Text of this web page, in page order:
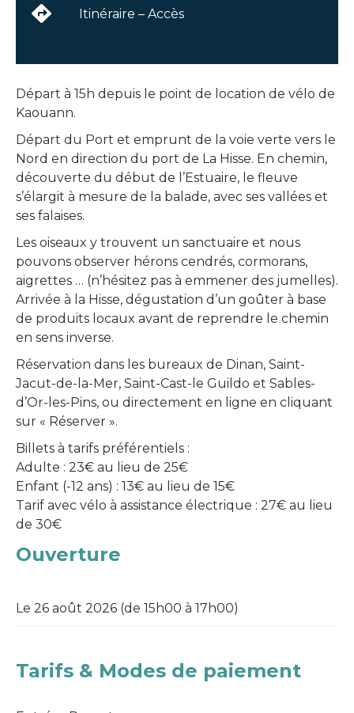
Départ à 15h depuis le point de location de vélo de
Kaouann.
Départ du Port et emprunt de la voie verte vers le
Nord en direction du port de La Hisse. En chemin,
découverte du début de l’Estuaire, le fleuve
s’élargit à mesure de la balade, avec ses vallées et
ses falaises.
Les oiseaux y trouvent un sanctuaire et nous
pouvons observer hérons cendrés, cormorans,
aigrettes … (n’hésitez pas à emmener des jumelles).
Arrivée à la Hisse, dégustation d’un goûter à base
de produits locaux avant de reprendre le chemin
en sens inverse.
Réservation dans les bureaux de Dinan, Saint-
Jacut-de-la-Mer, Saint-Cast-le Guildo et Sables-
d’Or-les-Pins, ou directement en ligne en cliquant
sur « Réserver ».
Billets à tarifs préférentiels :
Adulte : 23€ au lieu de 25€
Enfant (-12 ans) : 13€ au lieu de 15€
Tarif avec vélo à assistance électrique : 27€ au lieu
de 30€
Ouverture
Le 26 août 2026 (de 15h00 à 17h00)
Tarifs & Modes de paiement
Itinéraire – Accès